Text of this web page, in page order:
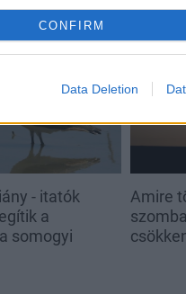
CONFIRM
Data Deletion
- itatók
a
somogyi
Amire